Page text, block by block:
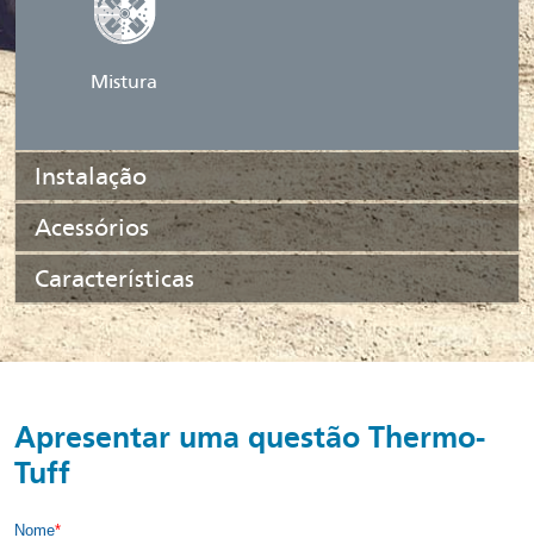
Mistura
Instalação
Acessórios
Características
Apresentar uma questão Thermo-
Tuff